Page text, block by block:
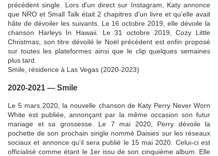
précèdent single. Lors d'un direct sur Instagram, Katy annonce
que NRO et Small Talk était 2 chapitres d'un livre et qu'elle avait
hâte de dévoiler les suivants. Le 16 octobre 2019, elle dévoile la
chanson Harleys In Hawaii. Le 31 octobre 2019, Cozy Little
Christmas, son titre dévoilé le Noël précédent est enfin proposé
sur toutes les plateformes ainsi que le clip quelques semaines
plus tard.
Smile, résidence à Las Vegas (2020-2023)
2020-2021 — Smile
Le 5 mars 2020, la nouvelle chanson de Katy Perry Never Worn
White est publiée, annonçant par la même occasion son futur
mariage et sa grossesse. Le 7 mai 2020, Perry dévoile la
pochette de son prochain single nommé Daisies sur les réseaux
sociaux et annonce qu'il sera publié le 15 mai 2020. Celui-ci est
officialisé comme étant le 1er issu de son cinquième album. Elle